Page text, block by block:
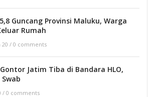
Guncang Provinsi Maluku, Warga
Rumah
20 / 0 comments
Jatim Tiba di Bandara HLO,
/ 0 comments